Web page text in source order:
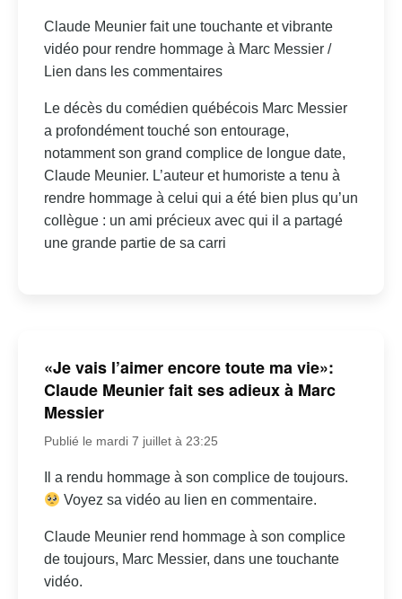
Claude Meunier fait une touchante et vibrante
vidéo pour rendre hommage à Marc Messier /
Lien dans les commentaires
Le décès du comédien québécois Marc Messier
a profondément touché son entourage,
notamment son grand complice de longue date,
Claude Meunier. L’auteur et humoriste a tenu à
rendre hommage à celui qui a été bien plus qu’un
collègue : un ami précieux avec qui il a partagé
une grande partie de sa carri
«Je vais l’aimer encore toute ma vie»:
Claude Meunier fait ses adieux à Marc
Messier
Publié le mardi 7 juillet à 23:25
Il a rendu hommage à son complice de toujours.
Voyez sa vidéo au lien en commentaire.
Claude Meunier rend hommage à son complice
de toujours, Marc Messier, dans une touchante
vidéo.